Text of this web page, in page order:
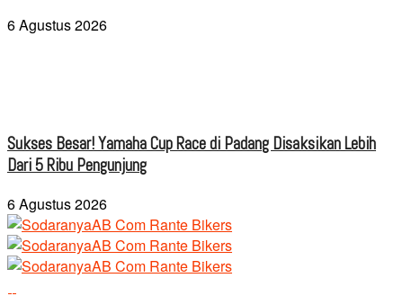
6 Agustus 2026
Sukses Besar! Yamaha Cup Race di Padang Disaksikan Lebih
Dari 5 Ribu Pengunjung
6 Agustus 2026